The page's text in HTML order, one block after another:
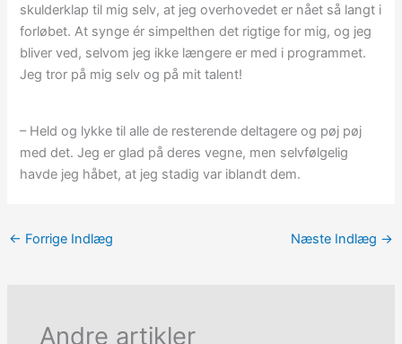
skulderklap til mig selv, at jeg overhovedet er nået så langt i
forløbet. At synge ér simpelthen det rigtige for mig, og jeg
bliver ved, selvom jeg ikke længere er med i programmet.
Jeg tror på mig selv og på mit talent!
– Held og lykke til alle de resterende deltagere og pøj pøj
med det. Jeg er glad på deres vegne, men selvfølgelig
havde jeg håbet, at jeg stadig var iblandt dem.
← Forrige Indlæg Næste Indlæg →
Andre artikler